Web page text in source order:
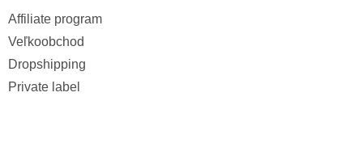
Affiliate program
Veľkoobchod
Dropshipping
Private label